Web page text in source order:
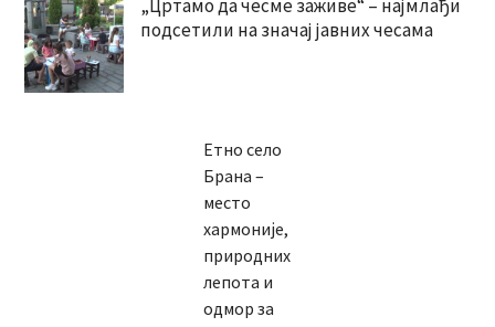
„Цртамо да чесме заживе“ – најмлађи
подсетили на значај јавних чесама
Етно село
Брана –
место
хармоније,
природних
лепота и
одмор за